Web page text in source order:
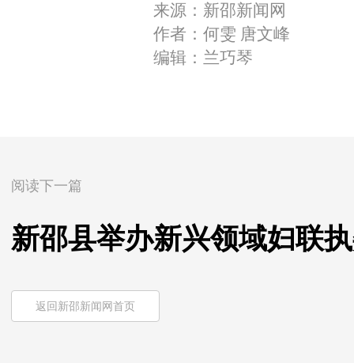
来源：新邵新闻网
作者：何雯 唐文峰
编辑：兰巧琴
阅读下一篇
新邵县举办新兴领域妇联
返回新邵新闻网首页